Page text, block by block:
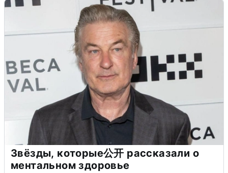
Звёзды, которые公开 рассказали о
ментальном здоровье